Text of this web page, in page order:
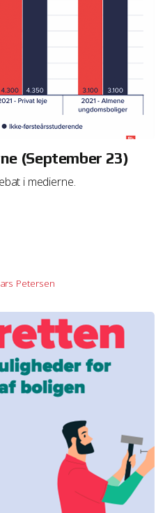
(September 23)
i medierne.
Petersen